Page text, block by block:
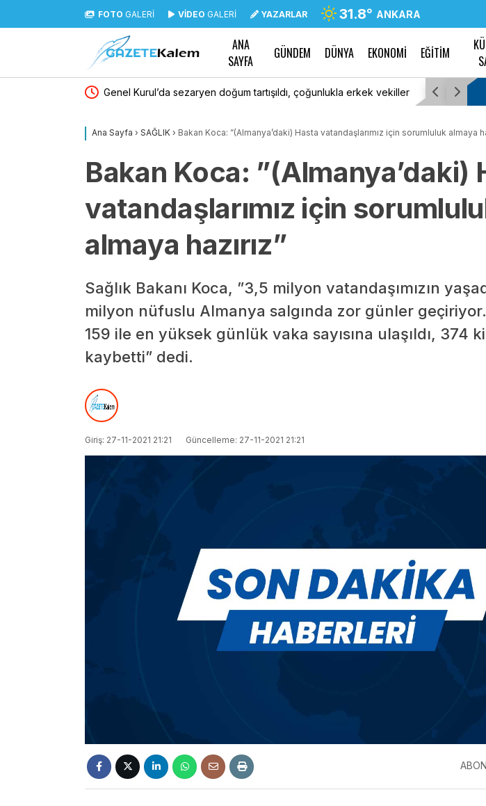
FOTO GALERİ VİDEO GALERİ YAZARLAR 31.8° ANKARA
ANA
SAYFA
GÜNDEM DÜNYA EKONOMİ EĞİTİM
Genel Kurul’da sezaryen doğum tartışıldı, çoğunlukla erkek vekiller “Çerçeve
Ana Sayfa › SAĞLIK › Bakan Koca: ”(Almanya’daki) Hasta vatandaşlarımız için sorumluluk almaya
Bakan Koca: ”(Almanya’daki)
vatandaşlarımız için
almaya hazırız”
Sağlık Bakanı Koca, ”3,5 milyon vatandaşımızın
milyon nüfuslu Almanya salgında zor günler
159 ile en yüksek günlük vaka sayısına ulaşıldı, 374
kaybetti” dedi.
Giriş: 27-11-2021 21:21 Güncelleme: 27-11-2021 21:21